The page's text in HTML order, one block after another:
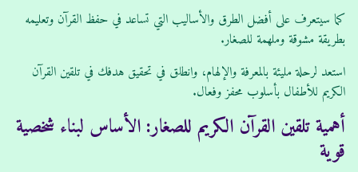
كما سيتعرف على أفضل الطرق والأساليب التي تساعد في حفظ القرآن وتعليمه
بطريقة مشوقة وملهمة للصغار.
استعد لرحلة مليئة بالمعرفة والإلهام، وانطلق في تحقيق هدفك في تلقين القرآن
الكريم للأطفال بأسلوب محفز وفعال.
أهمية تلقين القرآن الكريم للصغار: الأساس لبناء شخصية
قوية